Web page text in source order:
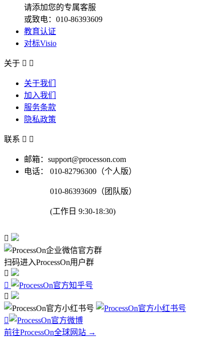
请添加您的专属客服
或致电：010-86393609
教育认证
对标Visio
关于  
关于我们
加入我们
服务条款
隐私政策
联系  
邮箱：support@processon.com
电话：
010-82796300（个人版）
010-86393609（团队版）
(工作日 9:30-18:30)

扫码进入ProcessOn用户群




前往ProcessOn全球网站 →